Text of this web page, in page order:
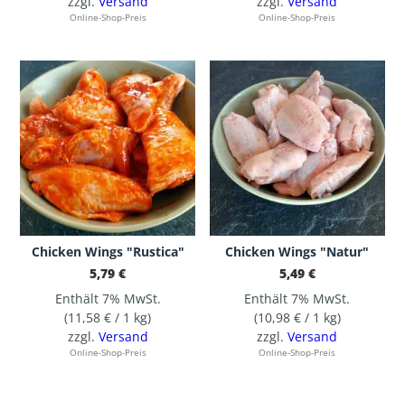
Online-Shop-Preis Online-Shop-Preis
Chicken Wings "Rustica"
5,79€
Enthält 7% MwSt.
(11,58€ / 1 kg)
zzgl. Versand
Online-Shop-Preis
Chicken Wings "Natur"
5,49 €
Enthält 7% MwSt.
(10,98 €/ 1 kg)
zzgl.Versand
Online-Shop-Preis